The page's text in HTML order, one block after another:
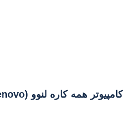
کامپیوتر همه کاره لنوو (Lenovo)